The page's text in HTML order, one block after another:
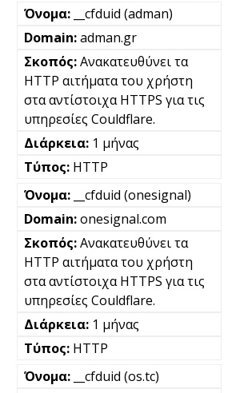
__cfduid (adman)
adman.gr
Ανακατευθύνει τα
HTTP αιτήματα του χρήστη
στα αντίστοιχα HTTPS για τις
υπηρεσίες Couldflare.
1 μήνας
HTTP
__cfduid (onesignal)
onesignal.com
Ανακατευθύνει τα
HTTP αιτήματα του χρήστη
στα αντίστοιχα HTTPS για τις
υπηρεσίες Couldflare.
1 μήνας
HTTP
__cfduid (os.tc)